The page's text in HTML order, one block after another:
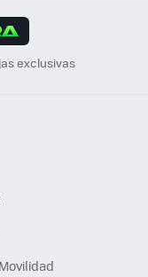
exclusivas